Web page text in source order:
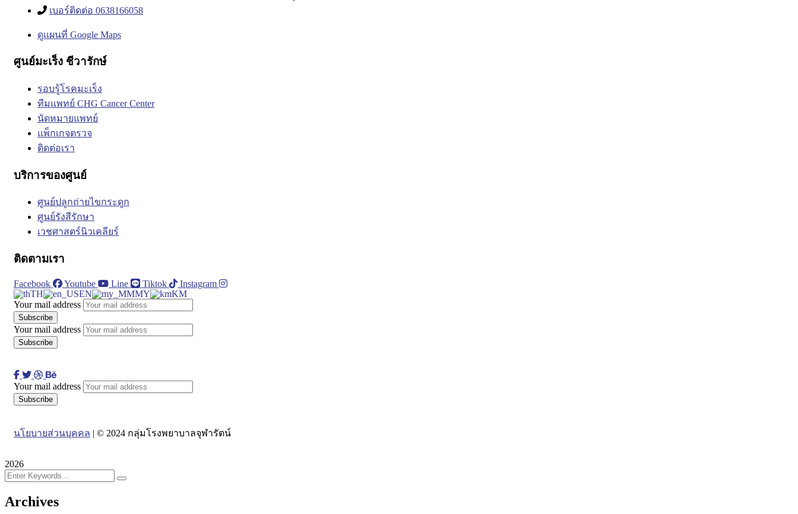
เบอร์ติดต่อ 0638166058
ดูแผนที่ Google Maps
ศูนย์มะเร็ง ชีวารักษ์
รอบรู้โรคมะเร็ง
ทีมแพทย์ CHG Cancer Center
นัดหมายแพทย์
แพ็กเกจตรวจ
ติดต่อเรา
บริการของศูนย์
ศูนย์ปลูกถ่ายไขกระดูก
ศูนย์รังสีรักษา
เวชศาสตร์นิวเคลียร์
ติดตามเรา
Facebook Youtube Line Tiktok
Instagram
TH
EN MY
KM
Your mail address
Your mail address
Your mail address
นโยบายส่วนบุคคล | © 2024 กลุ่มโรงพยาบาลจุฬารัตน์
2026
Archives